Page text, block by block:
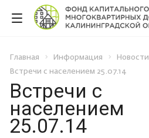
Главная Информация
Новости
Встречи с населением 25.07.14
Встречи с
населением
25.07.14